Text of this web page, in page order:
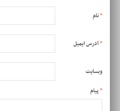
*
*
وبسایت
*